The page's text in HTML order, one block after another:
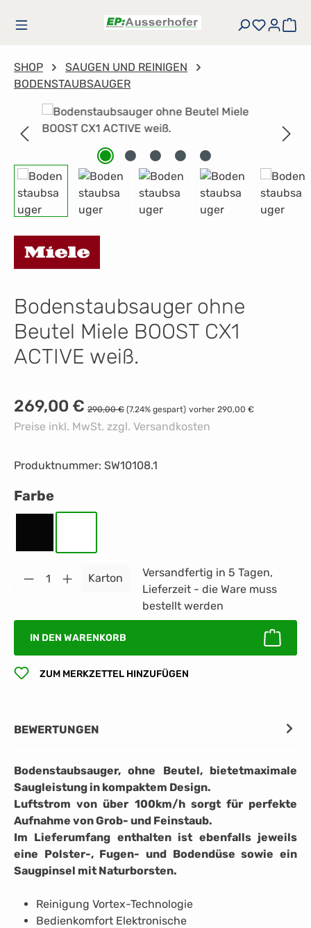
Zum Hauptinhalt springen
Du hast
SHOP
SAUGEN UND REINIGEN
BODENSTAUBSAUGER
Bildergalerie überspringen
Bodenstaubsauger ohne
Beutel Miele BOOST CX1
ACTIVE weiß.
Verkaufspreis:
269,00 € Regulärer Preis:
290,00 € (7.24% gespart) vorher 290,00 €
Preise inkl. MwSt. zzgl. Versandkosten
Produktnummer: SW10108.1
Farbeauswählen
Produkt Anzahl: Gib den gewünschten
Karton
Versandfertig in 5 Tagen,
Lieferzeit - die Ware muss
bestellt werden
IN DEN WARENKORB
ZUM MERKZETTEL HINZUFÜGEN
BEWERTUNGEN
Bodenstaubsauger, ohne Beutel, bietetmaximale
Saugleistung in kompaktem Design.
Luftstrom von über 100km/h sorgt für perfekte
Aufnahme von Grob- und Feinstaub.
Im Lieferumfang enthalten ist ebenfalls jeweils
eine Polster-, Fugen- und Bodendüse sowie ein
Saugpinsel mit Naturborsten.
Reinigung Vortex-Technologie
Bedienkomfort Elektronische